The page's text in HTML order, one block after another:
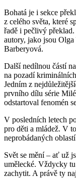
Bohatá je i sekce
z celého světa, které
řadě i pečlivý
autory, jako jsou
Barberyová.
Další nedílnou částí
na pozadí
Jedním z
prvního dílu série
odstartoval fenomén
V posledních letech
pro děti a mládež. V
neprobádaných
Svět se mění – ať už
umělecké. Vždycky
zachytit. A právě ty